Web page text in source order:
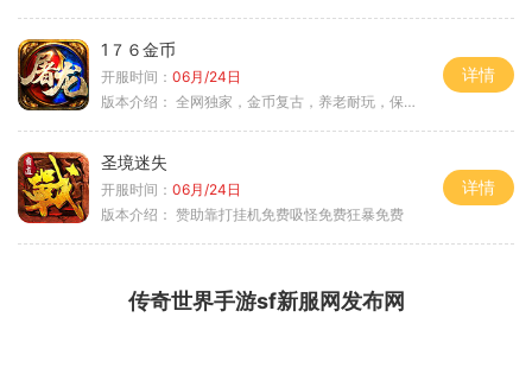
1７６金币
开服时间： 06月/24日
版本介绍： 全网独家，金币复古，养老耐玩，保底回収
详情
圣境迷失
开服时间： 06月/24日
版本介绍： 赞助靠打挂机免费吸怪免费狂暴免费
详情
传奇世界手游sf新服网发布网